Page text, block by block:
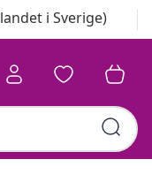
i Sverige)